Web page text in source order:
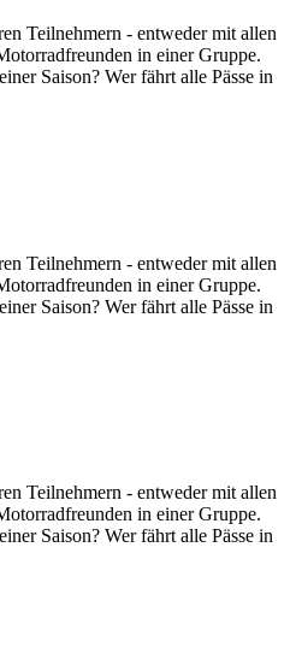
Teilnehmern - entweder mit allen
in einer Gruppe.
Saison? Wer fährt alle Pässe in
Teilnehmern - entweder mit allen
in einer Gruppe.
Saison? Wer fährt alle Pässe in
Teilnehmern - entweder mit allen
in einer Gruppe.
Saison? Wer fährt alle Pässe in